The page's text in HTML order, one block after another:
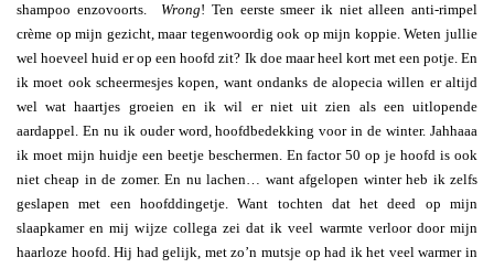
shampoo enzovoorts. Wrong! Ten eerste smeer ik niet alleen anti-rimpel
crème op mijn gezicht, maar tegenwoordig ook op mijn koppie. Weten jullie
wel hoeveel huid er op een hoofd zit? Ik doe maar heel kort met een potje. En
ik moet ook scheermesjes kopen, want ondanks de alopecia willen er altijd
wel wat haartjes groeien en ik wil er niet uit zien als een uitlopende
aardappel. En nu ik ouder word, hoofdbedekking voor in de winter. Jahhaaa
ik moet mijn huidje een beetje beschermen. En factor 50 op je hoofd is ook
niet cheap in de zomer. En nu lachen… want afgelopen winter heb ik zelfs
geslapen met een hoofddingetje. Want tochten dat het deed op mijn
slaapkamer en mij wijze collega zei dat ik veel warmte verloor door mijn
haarloze hoofd. Hij had gelijk, met zo’n mutsje op had ik het veel warmer in